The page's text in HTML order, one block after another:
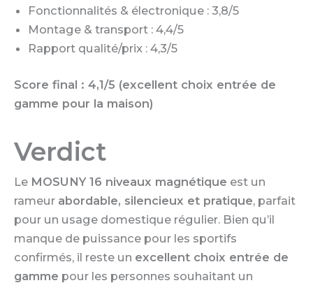
Fonctionnalités & électronique : 3,8/5
Montage & transport : 4,4/5
Rapport qualité/prix : 4,3/5
Score final : 4,1/5 (excellent choix entrée de
gamme pour la maison)
Verdict
Le MOSUNY 16 niveaux magnétique est un
rameur abordable, silencieux et pratique, parfait
pour un usage domestique régulier. Bien qu’il
manque de puissance pour les sportifs
confirmés, il reste un excellent choix entrée de
gamme pour les personnes souhaitant un